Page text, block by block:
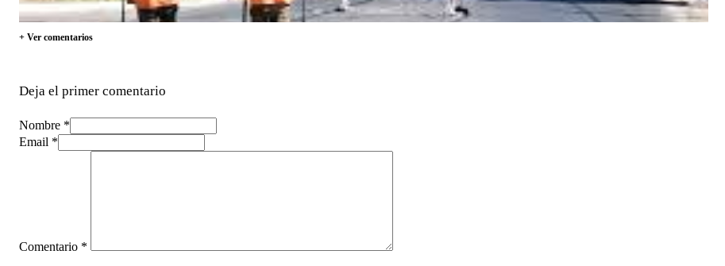
+ Ver comentarios
Deja el primer comentario
Nombre *
Email *
Comentario *